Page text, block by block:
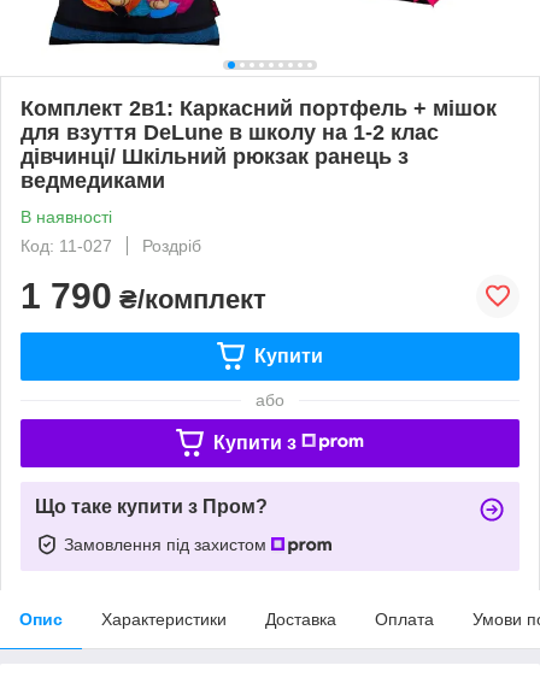
Комплект 2в1: Каркасний портфель + мішок
для взуття DeLune в школу на 1-2 клас
дівчинці/ Шкільний рюкзак ранець з
ведмедиками
В наявності
Код: 11-027
Роздріб
1 790 ₴/комплект
Купити
або
Купити з
Що таке купити з Пром?
Замовлення під захистом
Опис Характеристики Доставка Оплата Умови